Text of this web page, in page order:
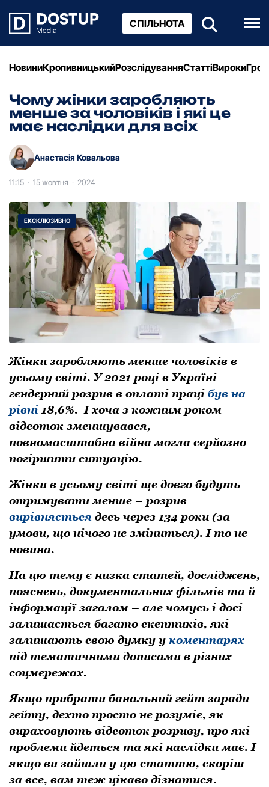
СПІЛЬНОТА
НовиниКропивницькийРозслідуванняСтаттіВироки
Чому жінки заробляють
менше за чоловіків і які це
має наслідки для всіх
Анастасія Ковальова
11:15 · 15 жовтня · 2024
Жінки заробляють менше чоловіків в
усьому світі. У 2021 році в Україні
гендерний розрив в оплаті праці був на
рівні 18,6%. І хоча з кожним роком
відсоток зменшувався,
повномасштабна війна могла серйозно
погіршити ситуацію.
Жінки в усьому світі ще довго будуть
отримувати менше – розрив
вирівняється десь через 134 роки (за
умови, що нічого не зміниться). І то не
новина.
На цю тему є низка статей, досліджень,
пояснень, документальних фільмів та й
інформації загалом – але чомусь і досі
залишається багато скептиків, які
залишають свою думку у коментарях
під тематичними дописами в різних
соцмережах.
Якщо прибрати банальний гейт заради
гейту, дехто просто не розуміє, як
вираховують відсоток розриву, про які
проблеми йдеться та які наслідки має. І
якщо ви зайшли у цю статтю, скоріш
за все, вам теж цікаво дізнатися.